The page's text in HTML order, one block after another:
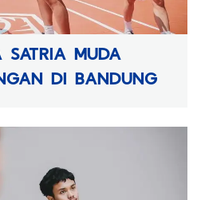
SATRIA MUDA
DI BANDUNG